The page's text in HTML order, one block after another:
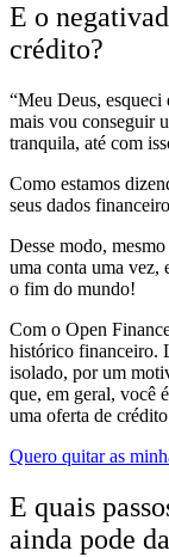
E o
crédito?
“Meu Deus, esqueci
mais vou conseguir
tranquila, até com
Como estamos
seus dados
Desse modo,
uma conta uma vez,
o fim do mundo!
Com o Open
histórico financeiro.
isolado, por um
que, em geral, você
uma oferta de
Quero quitar as
E quais
ainda pode